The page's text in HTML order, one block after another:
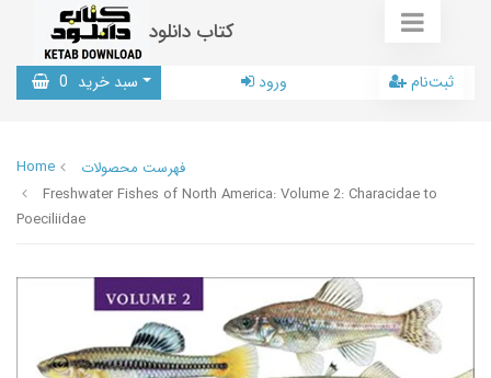
کتاب دانلود
سبد خرید 0 ورود ثبت‌نام
Home
فهرست محصولات
Freshwater Fishes of North America: Volume 2: Characidae to
Poeciliidae